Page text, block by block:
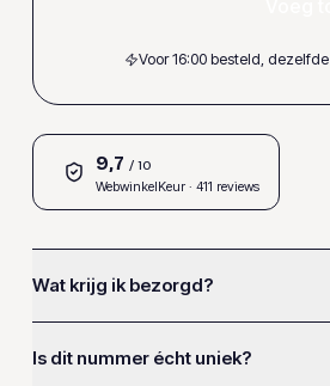
Voor 16:00 besteld,
9,7 / 10
WebwinkelKeur· 411 reviews
Wat krijg ik bezorgd?
Is dit nummer écht uniek?